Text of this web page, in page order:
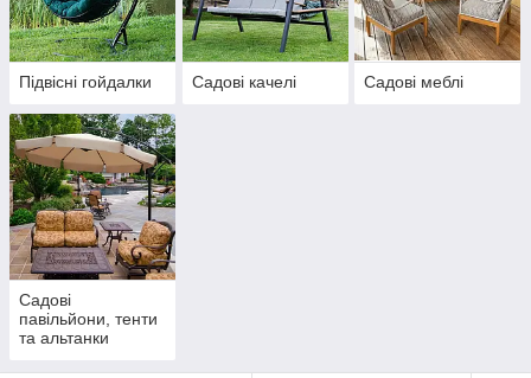
Підвісні гойдалки Садові качелі Садові меблі
Садові
павільйони, тенти
та альтанки